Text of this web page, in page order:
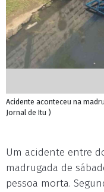
Acidente aconteceu na
Jornal de Itu )
Um acidente entre
madrugada de
pessoa morta.